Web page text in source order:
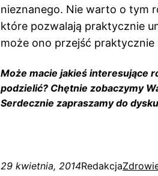
nieznanego. Nie warto o tym
które pozwalają praktycznie
może ono przejść praktycznie
Może macie jakieś interesujące
podzielić? Chętnie zobaczymy
Serdecznie zapraszamy do
29 kwietnia, 2014Redakcja